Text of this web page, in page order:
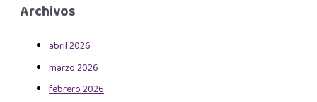
Archivos
abril 2026
marzo 2026
febrero 2026